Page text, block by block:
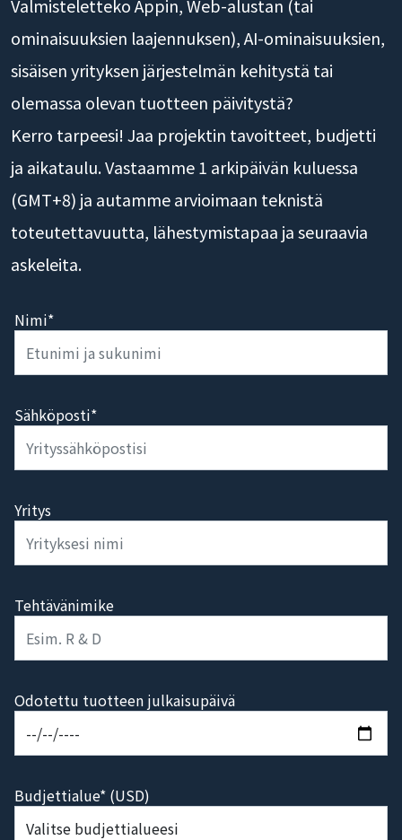
Valmisteletteko Appin, Web-alustan (tai
ominaisuuksien laajennuksen), AI-ominaisuuksien,
sisäisen yrityksen järjestelmän kehitystä tai
olemassa olevan tuotteen päivitystä?
Kerro tarpeesi! Jaa projektin tavoitteet, budjetti
ja aikataulu. Vastaamme 1 arkipäivän kuluessa
(GMT+8) ja autamme arvioimaan teknistä
toteutettavuutta, lähestymistapaa ja seuraavia
Nimi*
Sähköposti*
Yritys
Tehtävänimike
Odotettu tuotteen julkaisupäivä
Budjettialue* (USD)